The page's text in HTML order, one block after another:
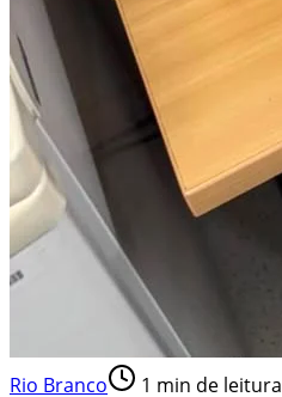
Rio Branco 1 min de leitura